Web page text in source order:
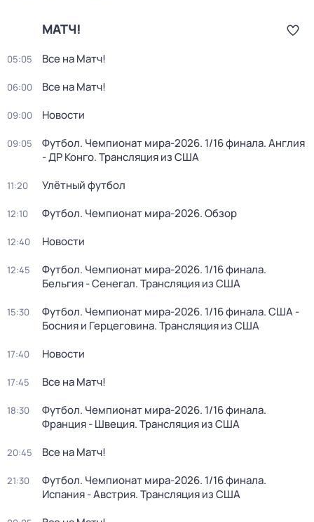
МАТЧ!
05:05 Все на Матч!
06:00 Все на Матч!
09:00 Новости
09:05
Футбол. Чемпионат мира-2026. 1/16 финала. Англия
- ДР Конго. Трансляция из США
11:20 Улётный футбол
12:10 Футбол. Чемпионат мира-2026. Обзор
12:40 Новости
12:45
Футбол. Чемпионат мира-2026. 1/16 финала.
Бельгия - Сенегал. Трансляция из США
15:30
Футбол. Чемпионат мира-2026. 1/16 финала. США -
Босния и Герцеговина. Трансляция из США
17:40 Новости
17:45 Все на Матч!
18:30
Футбол. Чемпионат мира-2026. 1/16 финала.
Франция - Швеция. Трансляция из США
20:45 Все на Матч!
21:30
Футбол. Чемпионат мира-2026. 1/16 финала.
Испания - Австрия. Трансляция из США